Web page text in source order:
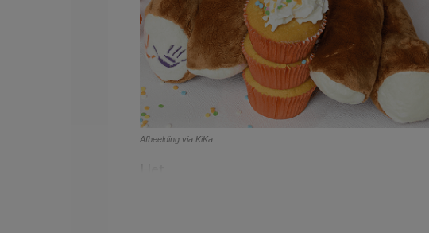
Afbeelding via KiKa.